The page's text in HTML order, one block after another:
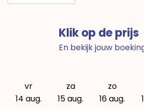
Klik op de prijs
En bekijk jouw
vr
14 aug.
za
15 aug.
zo
16 aug.